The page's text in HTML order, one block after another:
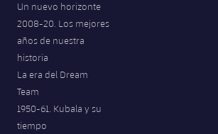
Un nuevo horizonte
2008-20. Los mejores
años de nuestra
historia
La era del Dream
Team
1950-61. Kubala y su
tiempo